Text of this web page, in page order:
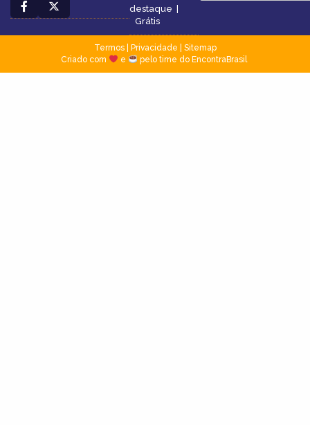
destaque |
Grátis
Termos| Privacidade
Sitemap
Criado com
e pelo time do EncontraBrasil